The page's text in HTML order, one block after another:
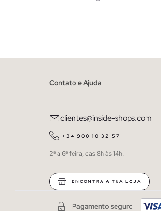
Contato e Ajuda
clientes@inside-shops.com
+34 900 10 32 57
2ª a 6ª feira, das 8h às 14h.
ENCONTRA A TUA LOJA
Pagamento seguro